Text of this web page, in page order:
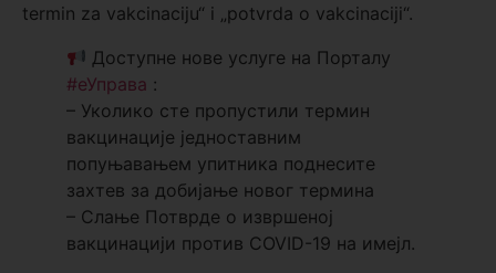
termin za vakcinaciju“ i „potvrda o vakcinaciji“.
Доступне нове услуге на Порталу
#еУправа :
– Уколико сте пропустили термин
вакцинације једноставним
попуњавањем упитника поднесите
захтев за добијање новог термина
– Слање Потврде о извршеној
вакцинацији против COVID-19 на имејл.